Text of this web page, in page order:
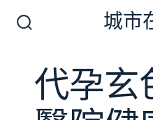
換
關
城市
代孕玄